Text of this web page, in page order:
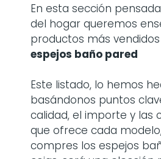
En esta sección
del hogar queremos
productos más
espejos baño pared
Este listado, lo hemos
basándonos puntos
calidad, el importe y las
que ofrece cada
compres los espejos